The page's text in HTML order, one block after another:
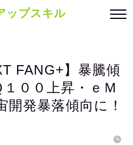
ップスキル
FANG+】暴騰傾
００上昇・ｅＭ
開発暴落傾向に！